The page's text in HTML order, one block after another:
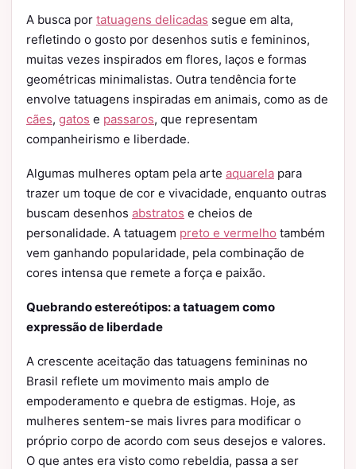
A busca por tatuagens delicadas segue em alta,
refletindo o gosto por desenhos sutis e femininos,
muitas vezes inspirados em flores, laços e formas
geométricas minimalistas. Outra tendência forte
envolve tatuagens inspiradas em animais, como as de
cães, gatos e passaros, que representam
companheirismo e liberdade.
Algumas mulheres optam pela arte aquarela para
trazer um toque de cor e vivacidade, enquanto outras
buscam desenhos abstratos e cheios de
personalidade. A tatuagem preto e vermelho também
vem ganhando popularidade, pela combinação de
cores intensa que remete a força e paixão.
Quebrando estereótipos: a tatuagem como
expressão de liberdade
A crescente aceitação das tatuagens femininas no
Brasil reflete um movimento mais amplo de
empoderamento e quebra de estigmas. Hoje, as
mulheres sentem-se mais livres para modificar o
próprio corpo de acordo com seus desejos e valores.
O que antes era visto como rebeldia, passa a ser